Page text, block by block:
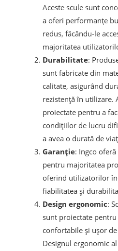
Aceste scule sunt
a oferi performanțe
redus, făcându-le
majoritatea
Durabilitate:
sunt fabricate din
calitate, asigurând
rezistență în utilizare.
proiectate pentru a
condițiilor de lucru
a avea o durată de
Garanție: Ingco
pentru majoritatea
oferind utilizatorilor
fiabilitatea și
Design ergonomic:
sunt proiectate pentru
confortabile și ușor
Designul ergonomic